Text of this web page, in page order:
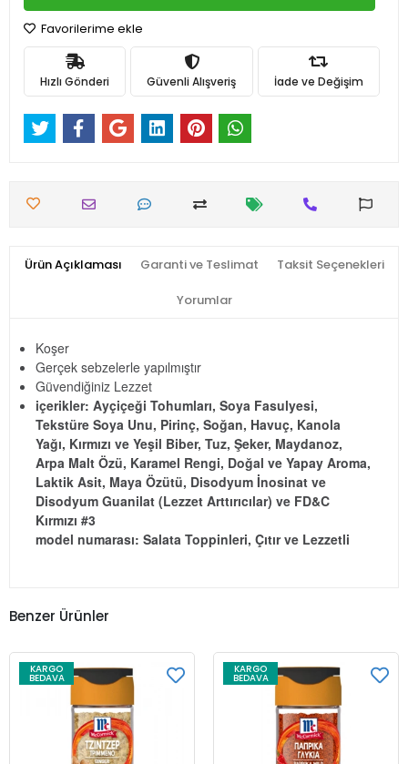
Favorilerime ekle
Hızlı Gönderi Güvenli Alışveriş İade ve Değişim
Ürün Açıklaması Garanti ve Teslimat Taksit Seçenekleri
Yorumlar
Koşer
Gerçek sebzelerle yapılmıştır
Güvendiğiniz Lezzet
içerikler: Ayçiçeği Tohumları, Soya Fasulyesi,
Tekstüre Soya Unu, Pirinç, Soğan, Havuç, Kanola
Yağı, Kırmızı ve Yeşil Biber, Tuz, Şeker, Maydanoz,
Arpa Malt Özü, Karamel Rengi, Doğal ve Yapay Aroma,
Laktik Asit, Maya Özütü, Disodyum İnosinat ve
Disodyum Guanilat (Lezzet Arttırıcılar) ve FD&C
Kırmızı #3
model numarası: Salata Toppinleri, Çıtır ve Lezzetli
Benzer Ürünler
KARGO
BEDAVA
KARGO
BEDAVA